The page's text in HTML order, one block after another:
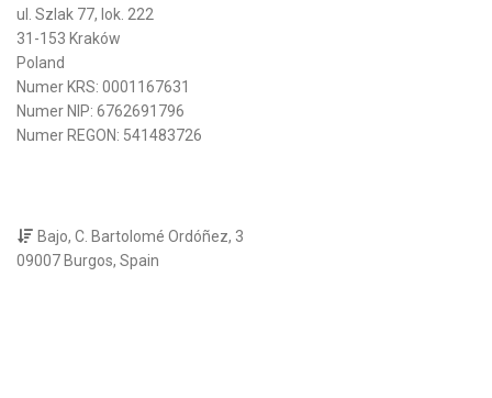
ul. Szlak 77, lok. 222
31-153 Kraków
Poland
Numer KRS: 0001167631
Numer NIP: 6762691796
Numer REGON: 541483726
Bajo, C. Bartolomé Ordóñez, 3
09007 Burgos, Spain